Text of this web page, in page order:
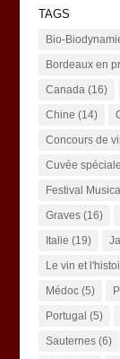
TAGS
Bio-
Bordeaux en
Canada(16)
Chine (14)
Concours de
Cuvée spéciale
Festival
Graves(16)
Italie (19)
Le vin et
Médoc(5)
Portugal (5)
Sauternes(6)